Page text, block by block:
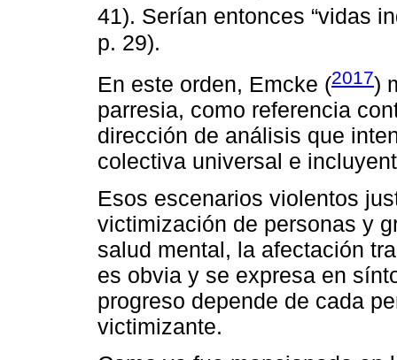
41). Serían entonces “vidas
p. 29).
En este orden, Emcke (2017)
parresia, como referencia
dirección de análisis que
colectiva universal e
Esos escenarios violentos
victimización de personas y
salud mental, la afectación
es obvia y se expresa en
progreso depende de cada
victimizante.